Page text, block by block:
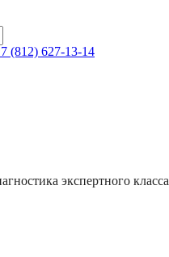
(812) 627-13-14
экспертного класса